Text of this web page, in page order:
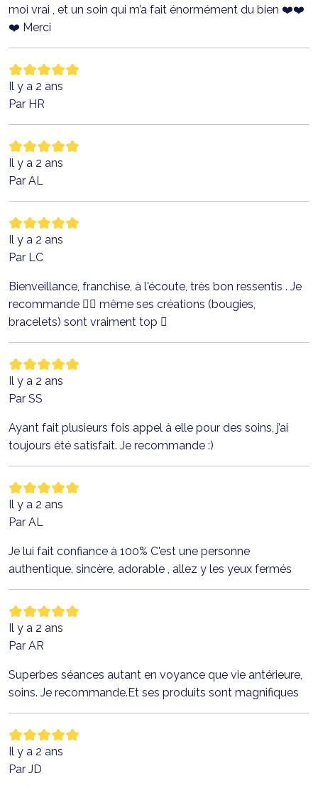
moi vrai , et un soin qui m’a fait énormément du bien ❤️❤️
❤️ Merci
Il y a 2 ans
Par HR
Il y a 2 ans
Par AL
Il y a 2 ans
Par LC
Bienveillance, franchise, à l'écoute, très bon ressentis . Je
recommande 👌🏻 même ses créations (bougies,
bracelets) sont vraiment top 🏻
Il y a 2 ans
Par SS
Ayant fait plusieurs fois appel à elle pour des soins, j’ai
toujours été satisfait. Je recommande :)
Il y a 2 ans
Par AL
Je lui fait confiance à 100% C'est une personne
authentique, sincère, adorable , allez y les yeux fermés
Il y a 2 ans
Par AR
Superbes séances autant en voyance que vie antérieure,
soins. Je recommande.Et ses produits sont magnifiques
Il y a 2 ans
Par JD